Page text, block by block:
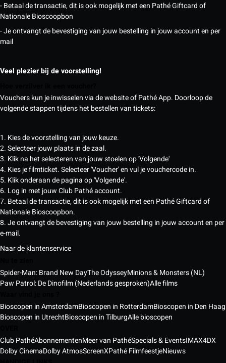
- Betaal de transactie, dit is ook mogelijk met een Pathé Giftcard of
Nationale Bioscoopbon
- Je ontvangt de bevestiging van jouw bestelling in jouw account en per
mail
Veel plezier bij de voorstelling!
Vouchers kun je inwisselen via de website of Pathé App. Doorloop de
volgende stappen tijdens het bestellen van tickets:
1. Kies de voorstelling van jouw keuze.
2. Selecteer jouw plaats in de zaal.
3. Klik na het selecteren van jouw stoelen op 'Volgende'
4. Kies je filmticket. Selecteer 'Voucher' en vul je vouchercode in.
5. Klik onderaan de pagina op 'Volgende'.
6. Log in met jouw Club Pathé account.
7. Betaal de transactie, dit is ook mogelijk met een Pathé Giftcard of
Nationale Bioscoopbon.
8. Je ontvangt de bevestiging van jouw bestelling in jouw account en per
e-mail.
Naar de klantenservice
Spider-Man: Brand New DayThe OdysseyMinions & Monsters (NL)
Paw Patrol: De Dinofilm (Nederlands gesproken)Alle films
Bioscopen in AmsterdamBioscopen in RotterdamBioscopen in Den Haag
Bioscopen in UtrechtBioscopen in TilburgAlle bioscopen
Club PathéAbonnementenMeer van PathéSpecials & EventsIMAX4DX
Dolby CinemaDolby AtmosScreenXPathé FilmfeestjeNieuws